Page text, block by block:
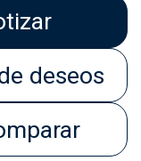
deseos